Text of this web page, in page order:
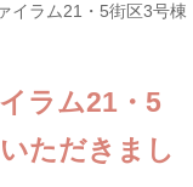
イラム21・5街区3号棟
ラム21・5
ただきまし